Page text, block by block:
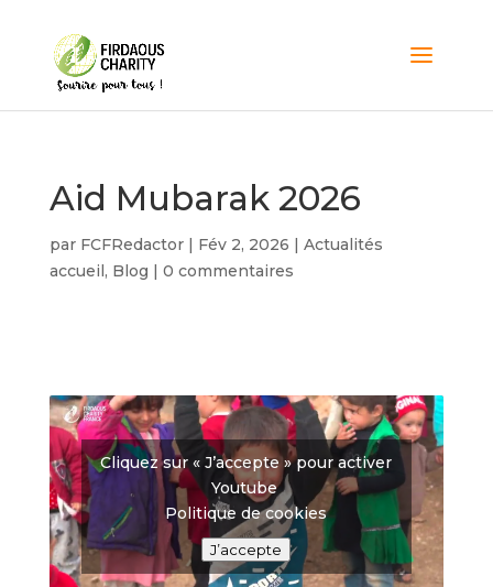
Aid Mubarak 2026
par FCFRedactor| Fév 2, 2026 | Actualités
accueil, Blog | 0 commentaires
Cliquez sur « J’accepte » pour activer
Youtube
Politique de cookies
J’accepte